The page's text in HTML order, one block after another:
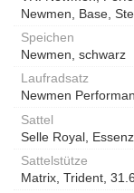
Newmen, Base,
Speichen
Newmen, schwarz
Laufradsatz
Newmen
Sattel
Selle Royal,
Sattelstütze
Matrix, Trident,